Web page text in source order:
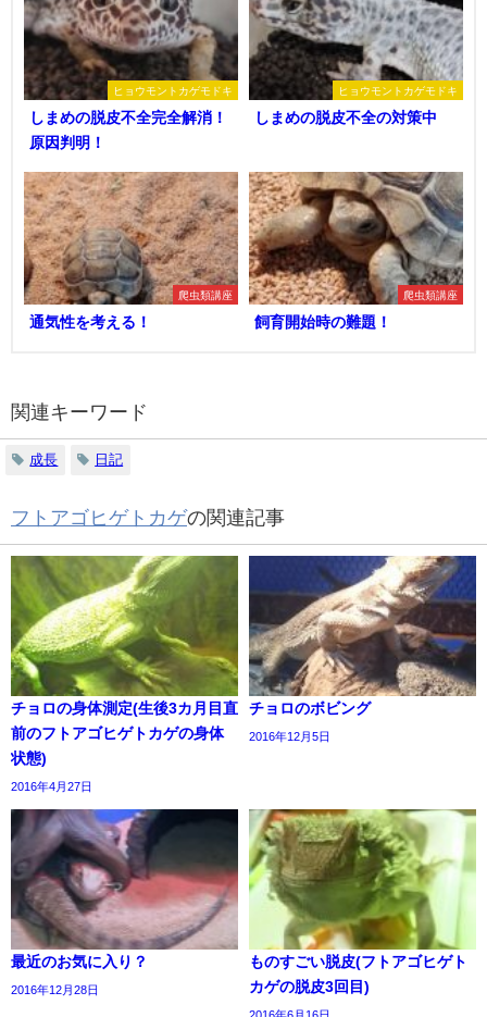
ヒョウモントカゲモドキ
しまめの脱皮不全完全解消！
原因判明！
ヒョウモントカゲモドキ
しまめの脱皮不全の対策中
爬虫類講座
通気性を考える！
爬虫類講座
飼育開始時の難題！
関連キーワード
成長 日記
フトアゴヒゲトカゲの関連記事
チョロの身体測定(生後3カ月目直
前のフトアゴヒゲトカゲの身体
状態)
2016年4月27日
チョロのボビング
2016年12月5日
最近のお気に入り？
2016年12月28日
ものすごい脱皮(フトアゴヒゲト
カゲの脱皮3回目)